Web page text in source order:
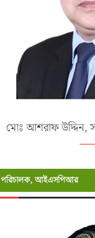
মোঃ আশরাফ উদ্দিন,
পরিচালক, আইএসপিআর